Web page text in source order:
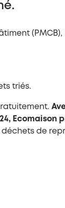
triés.
Ecomaison
de